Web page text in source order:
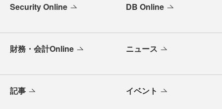
Security Online DB Online
財務・会計Online ニュース
記事 イベント